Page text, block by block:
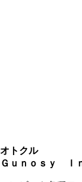
オトクル
Ｇｕｎｏｓｙ Ｉ